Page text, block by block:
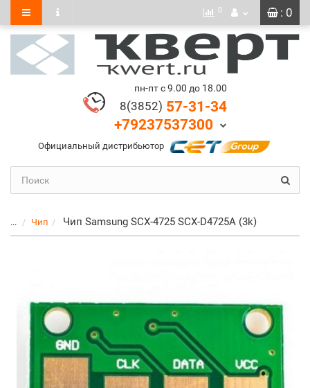
: 0
0
пн-пт с 9.00 до 18.00
8(3852) 57-31-34
+79237537300
Официальный дистрибьютор
... Чип Чип Samsung SCX-4725 SCX-D4725A (3k)